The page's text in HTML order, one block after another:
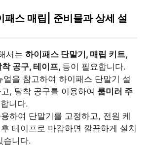
패스 매립| 준비물과 상세 설
서는 하이패스 단말기, 매립 키트,
공구, 테이프, 등이 필요합니다.
얼을 참고하여 하이패스 단말기 설
, 탈착 공구를 이용하여 룸미러 주
니다.
하여 단말기를 고정하고, 전원 케
테이프로 마감하면 깔끔하게 설치
습니다.